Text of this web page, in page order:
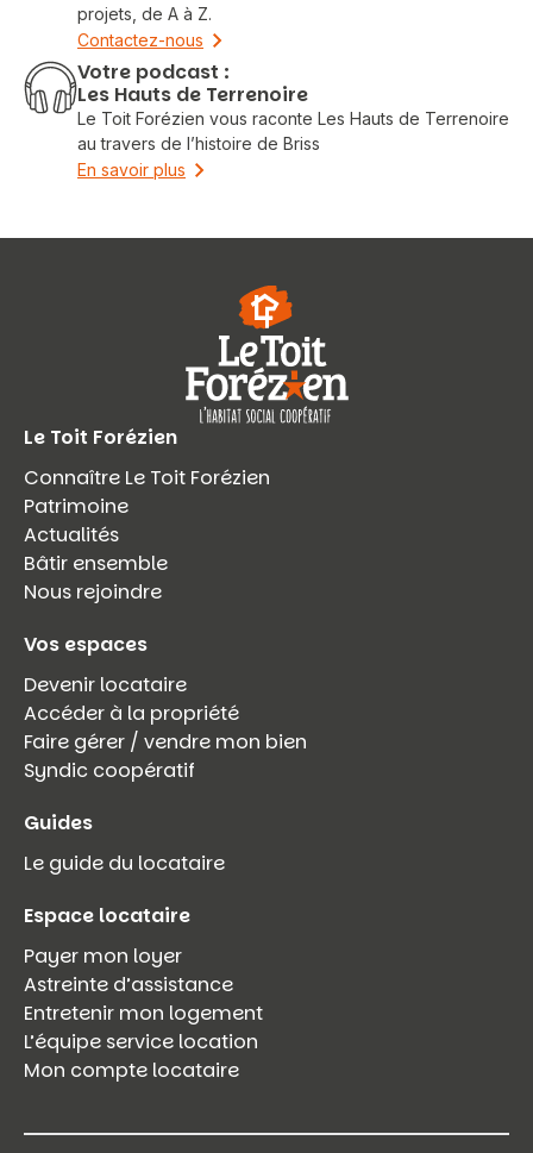
projets, de A à Z.
Contactez-nous
Votre podcast :
Les Hauts de Terrenoire
Le Toit Forézien vous raconte Les Hauts de Terrenoire
au travers de l’histoire de Briss
En savoir plus
Le Toit Forézien
Connaître Le Toit Forézien
Patrimoine
Actualités
Bâtir ensemble
Nous rejoindre
Vos espaces
Devenir locataire
Accéder à la propriété
Faire gérer / vendre mon bien
Syndic coopératif
Guides
Le guide du locataire
Espace locataire
Payer mon loyer
Astreinte d’assistance
Entretenir mon logement
L’équipe service location
Mon compte locataire